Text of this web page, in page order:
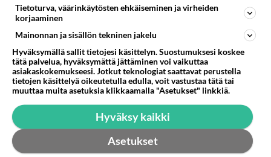
Suklaamuffinssit ovat
Valkosuklaakakku sopii
juhlaan kuin juhlaan.
HOROSKOOPPI
Tietoturva, väärinkäytösten ehkäiseminen ja virheiden
korjaaminen
Mainonnan ja sisällön tekninen jakelu
Hyväksymällä sallit tietojesi käsittelyn. Suostumuksesi koskee
tätä palvelua, hyväksymättä jättäminen voi vaikuttaa
asiakaskokemukseesi. Jotkut teknologiat saattavat perustella
tietojen käsittelyä oikeutetulla edulla, voit vastustaa tätä tai
muuttaa muita asetuksia klikkaamalla "Asetukset" linkkiä.
Hyväksy kaikki
Asetukset